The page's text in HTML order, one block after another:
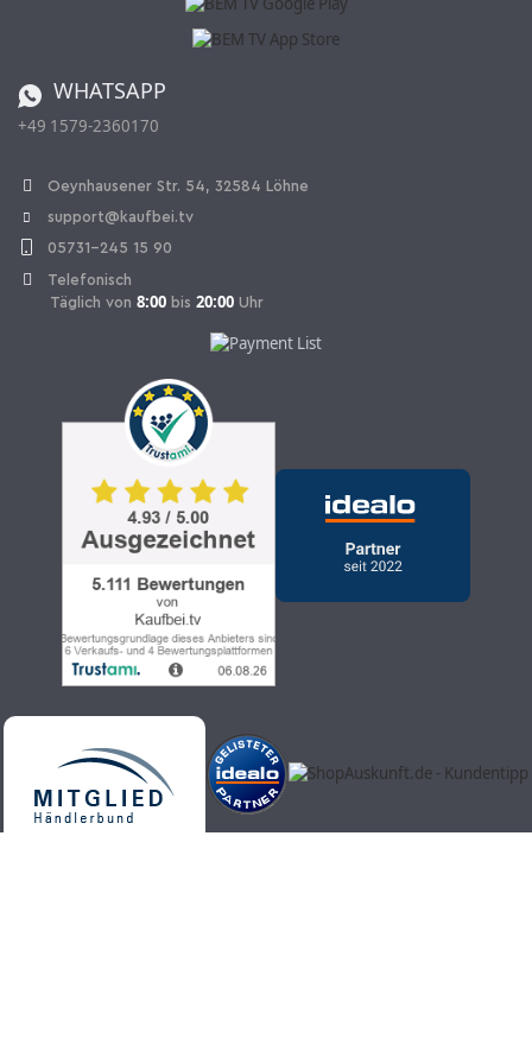
Vertrag widerrufen
WHATSAPP
+49 1579-2360170
Oeynhausener Str. 54, 32584 Löhne
support@kaufbei.tv
05731-245 15 90
Telefonisch
Täglich von 8:00 bis 20:00 Uhr